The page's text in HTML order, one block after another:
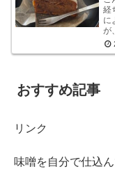
経
に
が
い
おすすめ記事
リンク
味噌を自分で仕込